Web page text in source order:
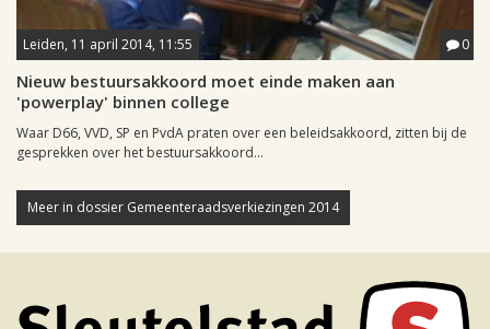
Leiden, 11 april 2014, 11:55 0
Nieuw bestuursakkoord moet einde maken aan
'powerplay' binnen college
Waar D66, VVD, SP en PvdA praten over een beleidsakkoord, zitten bij de
gesprekken over het bestuursakkoord...
Meer in dossier Gemeenteraadsverkiezingen 2014